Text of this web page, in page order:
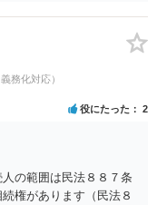
こが妥当とは言えない
ば穏やかに、分割を拒否
うことは、遺産はいら
定されててもいらない
要はありません。
務化対応）
役にたった 2
の範囲は民法８８７条
権があります（民法８